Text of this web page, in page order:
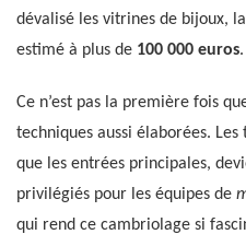
dévalisé les vitrines de bijoux,
estimé à plus de 100 000 euros.
Ce n’est pas la première fois
techniques aussi élaborées.
que les entrées principales,
privilégiés pour les équipes de
qui rend ce cambriolage si